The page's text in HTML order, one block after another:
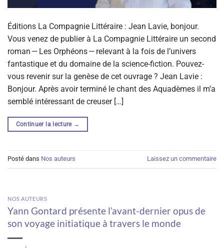
Éditions La Compagnie Littéraire : Jean Lavie, bonjour.
Vous venez de publier à La Compagnie Littéraire un second
roman — Les Orphéons — relevant à la fois de l’univers
fantastique et du domaine de la science-fiction. Pouvez-
vous revenir sur la genèse de cet ouvrage ? Jean Lavie :
Bonjour. Après avoir terminé le chant des Aquadèmes il m’a
semblé intéressant de creuser […]
Continuer la lecture →
Posté dans Nos auteurs Laissez un commentaire
NOS AUTEURS
Yann Gontard présente l’avant-dernier opus de
son voyage initiatique à travers le monde